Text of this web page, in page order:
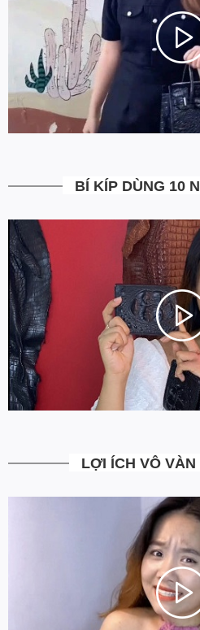
Mua Sắm Thật Dễ Dàng, và hơn
ĐỐI khi đặt hàng tại website
4. Được kiểm tra hàng không?
Bạn được quyền kiểm tra sản phẩm
hàng không ưng ý. Ngoài ra Ovenis
trong vòng 7 ngày kể từ ngày nhận
Toàn bộ các đơn hàng từ 500k đều
bạn phải trả. Tặng thêm khách cũ
từ 0đ.
6. Vì sao cam kết Giá Tốt Nhất?
Chúng tôi chọn cách tối ưu chi phí
trung gian, không cửa hàng để
xuất từ xưởng đóng gói và vận
dụng). Tập trung vào cải thiện chất
dịch vụ chăm sóc khách hàng.
BÍ KÍP DÙNG 10
LỢI ÍCH VÔ